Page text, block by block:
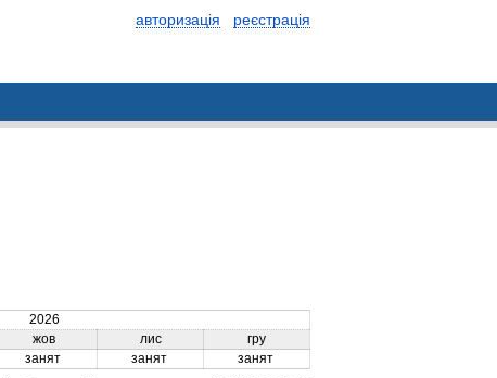
авторизація реєстрація
2026
жов лис
гру
занят занят занят